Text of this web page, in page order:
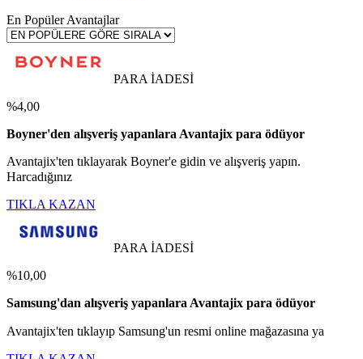
En Popüler Avantajlar
PARA İADESİ
%4,00
Boyner'den alışveriş yapanlara Avantajix para ödüyor
Avantajix'ten tıklayarak Boyner'e gidin ve alışveriş yapın.
Harcadığınız
TIKLA KAZAN
PARA İADESİ
%10,00
Samsung'dan alışveriş yapanlara Avantajix para ödüyor
Avantajix'ten tıklayıp Samsung'un resmi online mağazasına ya